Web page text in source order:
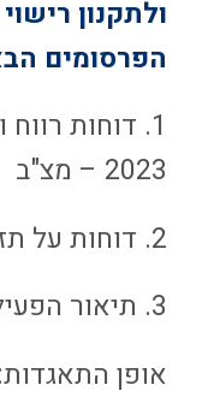
ולתקנון
הפרסומים
2023 – מצ"ב
2. דוחות על תזרימי מזומנים – מצ"ב
3. תיאור הפעילות לתקופת הדו"ח:
אופן